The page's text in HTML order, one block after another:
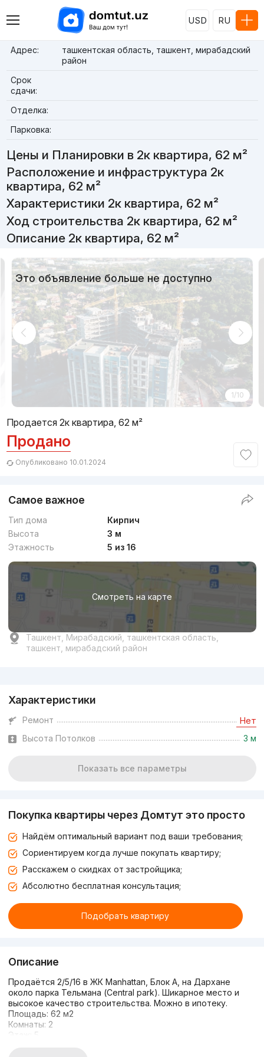
USD RU
Адрес:
ташкентская область, ташкент, мирабадский
район
Срок
сдачи:
Отделка:
Парковка:
Цены и Планировки в 2к квартира, 62 м²
Расположение и инфраструктура 2к
квартира, 62 м²
Характеристики 2к квартира, 62 м²
Ход строительства 2к квартира, 62 м²
Описание 2к квартира, 62 м²
Это объявление больше не доступно
1/10
Продается 2к квартира, 62 м²
Продано
Опубликовано 10.01.2024
Самое важное
Тип дома
Кирпич
Высота
3 м
Этажность
5 из 16
Смотреть на карте
Ташкент, Мирабадский, ташкентская область,
ташкент, мирабадский район
Характеристики
Ремонт Нет
Высота Потолков 3 м
Показать все параметры
Покупка квартиры через Домтут это просто
Найдём оптимальный вариант под ваши требования;
Сориентируем когда лучше покупать квартиру;
Расскажем о скидках от застройщика;
Абсолютно бесплатная консультация;
Подобрать квартиру
Описание
Продаётся 2/5/16 в ЖК Manhattan, Блок А, на Дархане
около парка Тельмана (Central park). Шикарное место и
высокое качество строительства. Можно в ипотеку.
Площадь: 62 м2
Комнаты: 2
Этаж: 5